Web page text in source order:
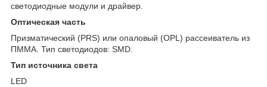
светодиодные модули и драйвер.
Оптическая часть
Призматический (PRS) или опаловый (OPL) рассеиватель из
ПММА. Тип светодиодов: SMD.
Тип источника света
LED